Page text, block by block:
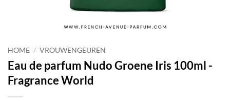
HOME / VROUWENGEUREN
Eau de parfum Nudo Groene Iris 100ml -
Fragrance World